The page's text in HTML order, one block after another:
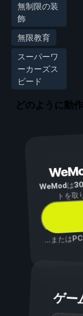
無制限の装
飾
無限教育
スーパーワ
ーカーズス
ピード
どのように動
WeModは
トを取
...またはPC
ゲー